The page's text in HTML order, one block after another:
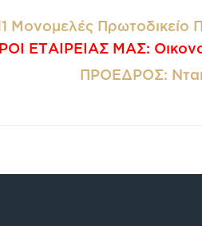
Μονομελές Πρωτοδικείο
ΕΤΑΙΡΕΙΑΣ ΜΑΣ:
ΠΡΟΕΔΡΟΣ: